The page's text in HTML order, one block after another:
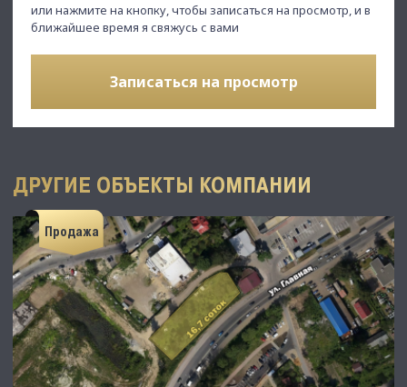
или нажмите на кнопку, чтобы записаться на просмотр, и в
ближайшее время я свяжусь с вами
Записаться на просмотр
ДРУГИЕ ОБЪЕКТЫ КОМПАНИИ
Продажа